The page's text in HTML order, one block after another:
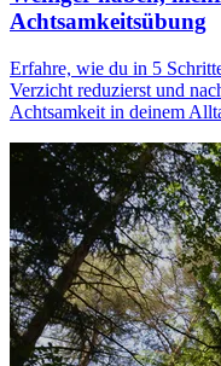
Achtsamkeitsübung
Erfahre, wie du in 5
Verzicht reduzierst und
Achtsamkeit in deinem